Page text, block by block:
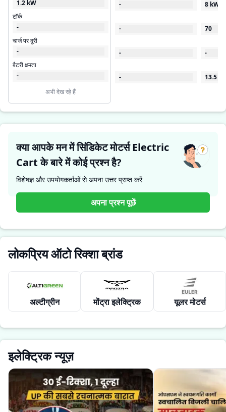
1.2 kW
टॉर्क
-
चार्ज पर दूरी
-
बैटरी क्षमता
-
अभी देख रहे हैं
-
-
-
-
8 kW
70
-
13.5
क्या आपके मन में सिंडिकेट मोटर्स Electric
Cart के बारे में कोई प्रश्न है?
विशेषज्ञ और उपयोगकर्ताओं से अपना उत्तर प्राप्त करें
अपना प्रश्न पूछें
लोकप्रिय ऑटो रिक्शा ब्रांड
अल्टीग्रीन मोंट्रा इलेक्ट्रिक यूलर मोटर्स
इलेक्ट्रिक न्यूज़